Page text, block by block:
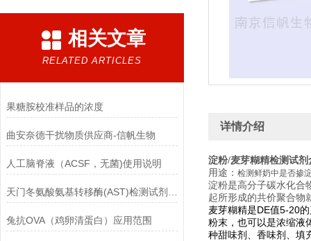
相关文章
RELATED ARTICLES
果糖胺校准样品的浓度
曲安奈德干扰物质供应商-信帆生物
人工脑脊液（ACSF，无菌)使用说明
兔抗OVA（鸡卵清蛋白）应用范围
详情介绍
淀粉/麦芽糊精检测试剂
用途： 检测鲜奶中是否掺
淀粉是高分子碳水化合
起所形成的共价聚合物
麦芽糊精是DE值5-20的
粉末，也可以是浓缩液
种甜味剂、香味剂、填